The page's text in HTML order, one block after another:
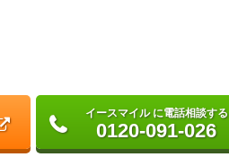
イースマイル に電話相談する
0120-091-026